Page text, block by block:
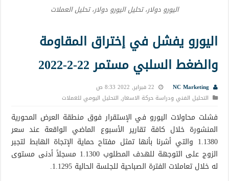
اليورو دولار، تحليل اليورو دولار، تحليل العملات
اليورو يفشل في إختراق المقاومة
والضغط السلبي مستمر 22-2-2022
NC Marketing
22 فبراير, 2022 8:33 ص
التحليل الفني ودراسة حركة الاسعار, التحليل اليومي للعملات
فشلت محاولات اليورو في الإستقرار فوق منطقة العرض المحورية
المنشورة خلال كافة تقارير الأسبوع الماضي الواقعة عند سعر
1.1380 والتي أشرنا بأنها تمثل مفتاح حماية الإتجاة الهابط لتجبر
الزوج على التوجهة للهدف المطلوب 1.1300 مسجلاً أدنى مستوى
له خلال تعاملات الفترة الصباحية للجلسة الحالية 1.1295.